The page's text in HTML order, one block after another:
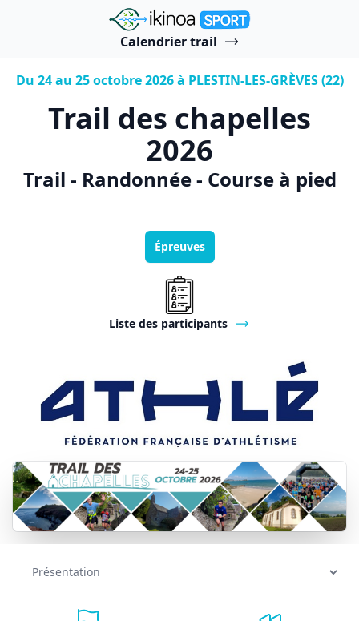
"Ikinoa Sport"
Calendrier trail
Du 24 au 25 octobre 2026 à PLESTIN-LES-GRÈVES (22)
Trail des chapelles
2026
Trail - Randonnée - Course à pied
Épreuves
Liste des participants